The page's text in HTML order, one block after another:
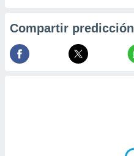
Compartir predicción